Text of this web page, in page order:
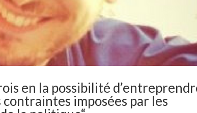
en la possibilité
contraintes imposées par les